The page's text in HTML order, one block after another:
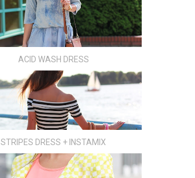
ACID WASH DRESS
STRIPES DRESS + INSTAMIX